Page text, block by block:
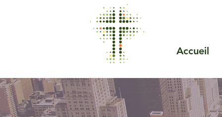
Accueil